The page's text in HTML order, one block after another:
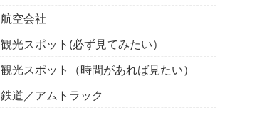
航空会社
観光スポット(必ず見てみたい）
観光スポット（時間があれば見たい）
鉄道／アムトラック